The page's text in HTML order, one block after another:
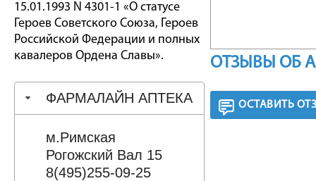
15.01.1993 N 4301-1 «О статусе
Героев Советского Союза, Героев
Российской Федерации и полных
кавалеров Ордена Славы».
ФАРМАЛАЙН АПТЕКА
м.Римская
Рогожский Вал 15
8(495)255-09-25
ОТЗЫВЫ ОБ
ОСТАВИТЬ